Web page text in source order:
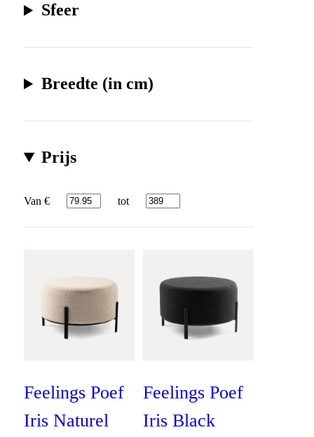
Sfeer
Breedte (in cm)
Prijs
Van € tot
Feelings Poef
Iris Naturel
Feelings Poef
Iris Black